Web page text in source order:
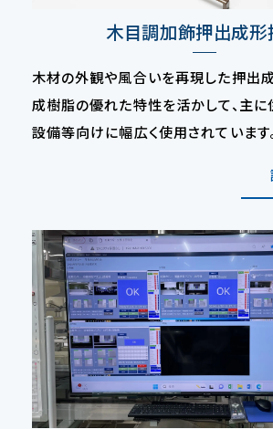
木目調加飾押出成形
木材の外観や風合いを再現した押出
成樹脂の優れた特性を活かして、主
設備等向けに幅広く使用されています